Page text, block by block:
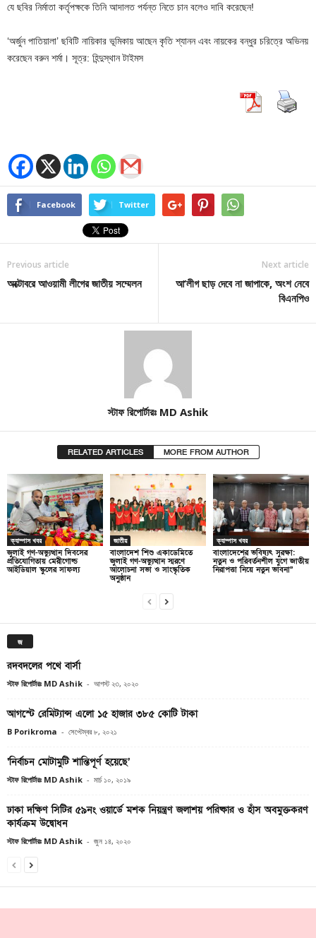
যে ছবির নির্মাতা কর্তৃপক্ষকে তিনি আদালত পর্যন্ত নিতে চান বলেও দাবি করেছেন!
‘অর্জুন পাতিয়ালা’ ছবিটি নায়িকার ভূমিকায় আছেন কৃতি শ্যানন এবং নায়কের বন্ধুর চরিত্রে অভিনয়
করেছেন বরুন শর্মা। সূত্র: হিন্দুস্থান টাইমস
Facebook Twitter
Previous article
অক্টোবরে আওয়ামী লীগের জাতীয় সম্মেলন
Next article
আ’লীগ ছাড় দেবে না জাপাকে, অংশ নেবে
বিএনপিও
স্টাফ রিপোর্টারঃ MD Ashik
RELATED ARTICLES MORE FROM AUTHOR
ক্যাম্পাস খবর
জুলাই গণ-অভ্যুত্থান দিবসের
প্রতিযোগিতায় মেরীগোল্ড
আইডিয়াল স্কুলের সাফল্য
জাতীয়
বাংলাদেশ শিশু একাডেমিতে
জুলাই গণ-অভ্যুত্থান স্মরণে
আলোচনা সভা ও সাংস্কৃতিক
অনুষ্ঠান
ক্যাম্পাস খবর
বাংলাদেশের ভবিষ্যৎ সুরক্ষা:
নতুন ও পরিবর্তনশীল যুগে জাতীয়
নিরাপত্তা নিয়ে নতুন ভাবনা”
জ
রদবদলের পথে বার্সা
স্টাফ রিপোর্টারঃ MD Ashik - আগস্ট ২৩, ২০২০
আগস্টে রেমিট্যান্স এলো ১৫ হাজার ৩৮৫ কোটি টাকা
B Porikroma - সেপ্টেম্বর ৮, ২০২১
‘নির্বাচন মোটামুটি শান্তিপূর্ণ হয়েছে’
স্টাফ রিপোর্টারঃ MD Ashik - মার্চ ১০, ২০১৯
ঢাকা দক্ষিণ সিটির ৫৯নং ওয়ার্ডে মশক নিয়ন্ত্রণ জলাশয় পরিষ্কার ও হাঁস অবমুক্তকরণ
কার্যক্রম উদ্বোধন
স্টাফ রিপোর্টারঃ MD Ashik - জুন ১৪, ২০২০